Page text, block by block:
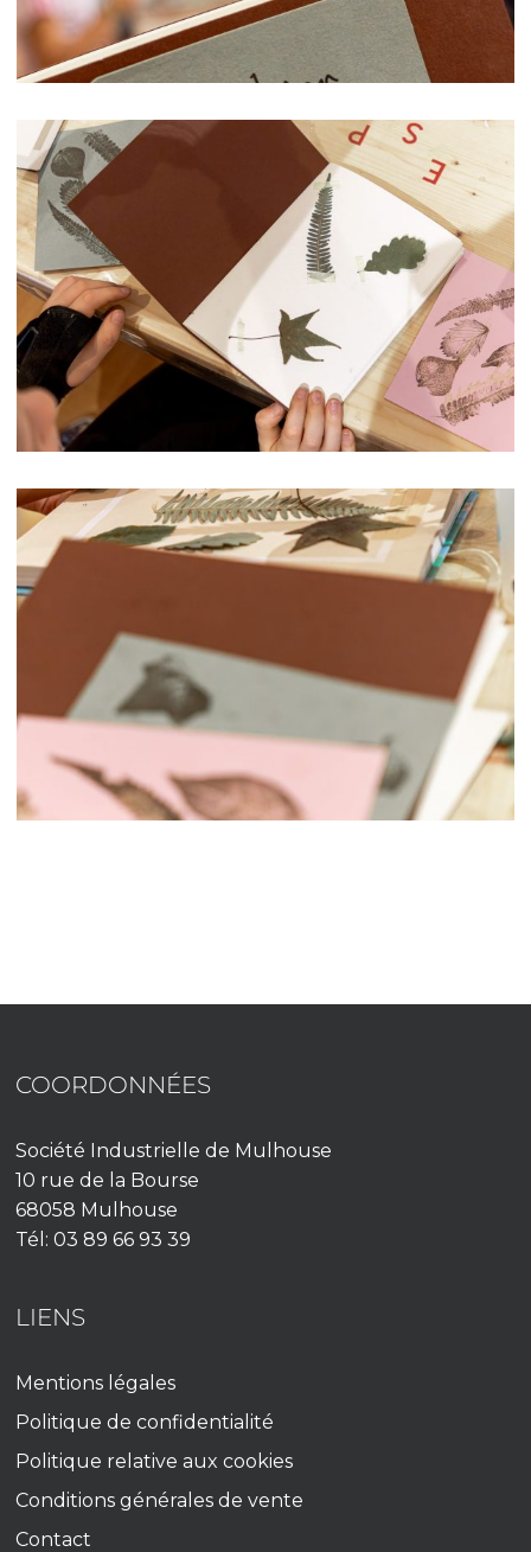
COORDONNÉES
Société Industrielle de Mulhouse
10 rue de la Bourse
68058 Mulhouse
Tél: 03 89 66 93 39
LIENS
Mentions légales
Politique de confidentialité
Politique relative aux cookies
Conditions générales de vente
Contact